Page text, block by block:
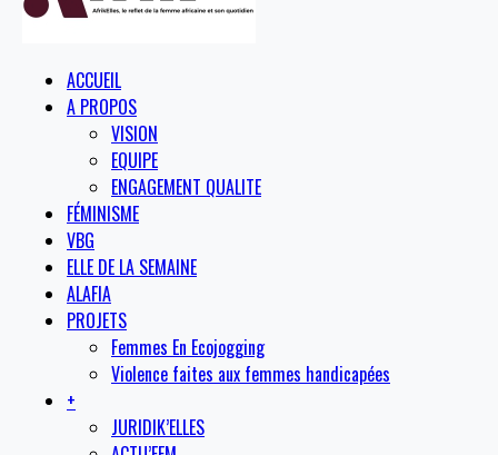
ACCUEIL
A PROPOS
VISION
EQUIPE
ENGAGEMENT QUALITE
FÉMINISME
VBG
ELLE DE LA SEMAINE
ALAFIA
PROJETS
Femmes En Ecojogging
Violence faites aux femmes handicapées
+
JURIDIK’ELLES